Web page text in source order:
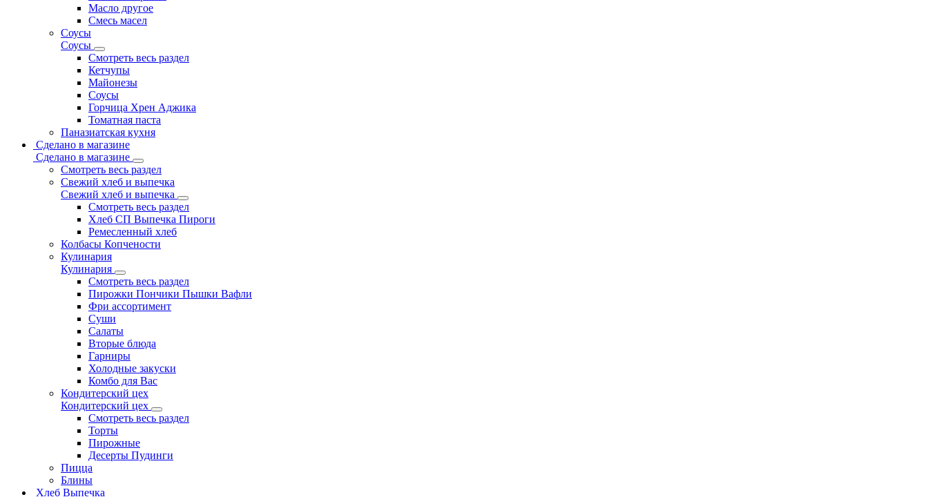
Масло другое
Смесь масел
Соусы
Соусы
Смотреть весь раздел
Кетчупы
Майонезы
Соусы
Горчица Хрен Аджика
Томатная паста
Паназиатская кухня
Сделано в магазине
Сделано в магазине
Смотреть весь раздел
Свежий хлеб и выпечка
Свежий хлеб и выпечка
Смотреть весь раздел
Хлеб СП Выпечка Пироги
Ремесленный хлеб
Колбасы Копчености
Кулинария
Кулинария
Смотреть весь раздел
Пирожки Пончики Пышки Вафли
Фри ассортимент
Суши
Салаты
Вторые блюда
Гарниры
Холодные закуски
Комбо для Вас
Кондитерский цех
Кондитерский цех
Смотреть весь раздел
Торты
Пирожные
Десерты Пудинги
Пицца
Блины
Хлеб Выпечка